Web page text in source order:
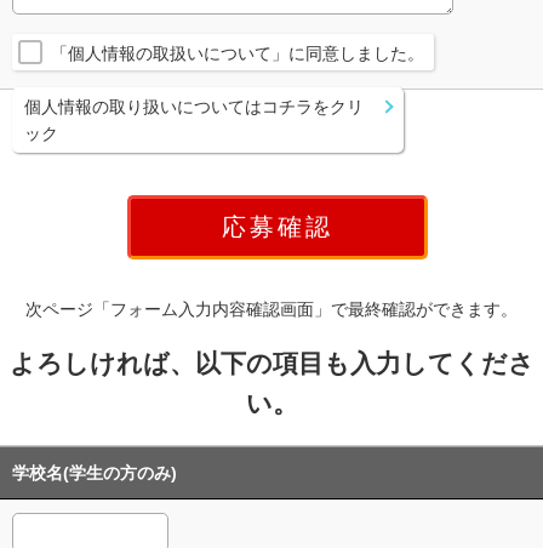
「個人情報の取扱いについて」に同意しました。
個人情報の取り扱いについてはコチラをクリ
ック
次ページ「フォーム入力内容確認画面」で最終確認ができます。
よろしければ、以下の項目も入力してくださ
い。
学校名(学生の方のみ)